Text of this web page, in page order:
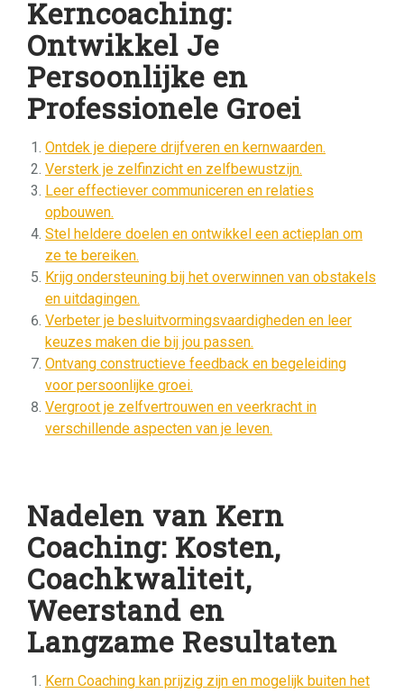
Kerncoaching:
Ontwikkel Je
Persoonlijke en
Professionele Groei
Ontdek je diepere drijfveren en kernwaarden.
Versterk je zelfinzicht en zelfbewustzijn.
Leer effectiever communiceren en relaties
opbouwen.
Stel heldere doelen en ontwikkel een actieplan om
ze te bereiken.
Krijg ondersteuning bij het overwinnen van obstakels
en uitdagingen.
Verbeter je besluitvormingsvaardigheden en leer
keuzes maken die bij jou passen.
Ontvang constructieve feedback en begeleiding
voor persoonlijke groei.
Vergroot je zelfvertrouwen en veerkracht in
verschillende aspecten van je leven.
Nadelen van Kern
Coaching: Kosten,
Coachkwaliteit,
Weerstand en
Langzame Resultaten
Kern Coaching kan prijzig zijn en mogelijk buiten het